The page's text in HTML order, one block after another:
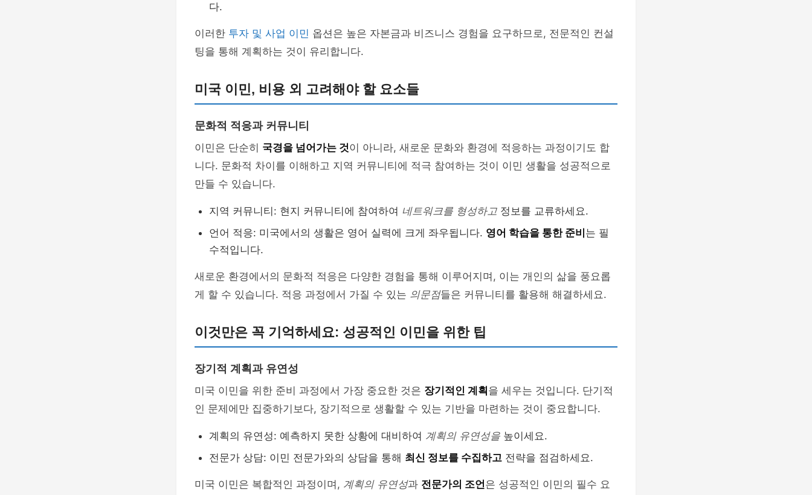
다.
이러한 투자 및 사업 이민 옵션은 높은 자본금과 비즈니스 경험을 요구하므로, 전문적인 컨설
팅을 통해 계획하는 것이 유리합니다.
미국 이민, 비용 외 고려해야 할 요소들
문화적 적응과 커뮤니티
이민은 단순히 국경을 넘어가는 것이 아니라, 새로운 문화와 환경에 적응하는 과정이기도 합
니다. 문화적 차이를 이해하고 지역 커뮤니티에 적극 참여하는 것이 이민 생활을 성공적으로
만들 수 있습니다.
지역 커뮤니티: 현지 커뮤니티에 참여하여 네트워크를 형성하고 정보를 교류하세요.
언어 적응: 미국에서의 생활은 영어 실력에 크게 좌우됩니다. 영어 학습을 통한 준비 는 필
수적입니다.
새로운 환경에서의 문화적 적응은 다양한 경험을 통해 이루어지며, 이는 개인의 삶을 풍요롭
게 할 수 있습니다. 적응 과정에서 가질 수 있는 의문점들은 커뮤니티를 활용해 해결하세요.
이것만은 꼭 기억하세요: 성공적인 이민을 위한 팁
장기적 계획과 유연성
미국 이민을 위한 준비 과정에서 가장 중요한 것은 장기적인 계획 을 세우는 것입니다. 단기적
인 문제에만 집중하기보다, 장기적으로 생활할 수 있는 기반을 마련하는 것이 중요합니다.
계획의 유연성: 예측하지 못한 상황에 대비하여 계획의 유연성을 높이세요.
전문가 상담: 이민 전문가와의 상담을 통해 최신 정보를 수집하고 전략을 점검하세요.
미국 이민은 복합적인 과정이며, 계획의 유연성과 전문가의 조언은 성공적인 이민의 필수 요